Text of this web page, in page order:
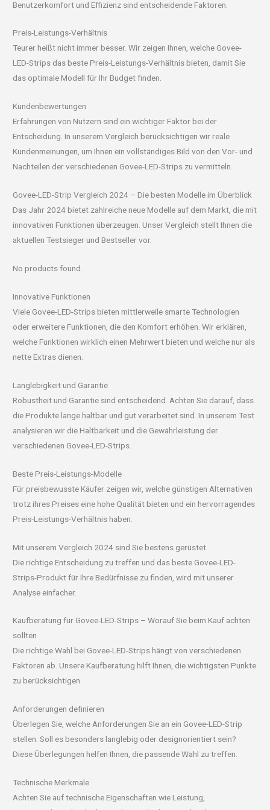
Benutzerkomfort und Effizienz sind entscheidende Faktoren.
Preis-Leistungs-Verhältnis
Teurer heißt nicht immer besser. Wir zeigen Ihnen, welche Govee-
LED-Strips das beste Preis-Leistungs-Verhältnis bieten, damit Sie
das optimale Modell für Ihr Budget finden.
Kundenbewertungen
Erfahrungen von Nutzern sind ein wichtiger Faktor bei der
Entscheidung. In unserem Vergleich berücksichtigen wir reale
Kundenmeinungen, um Ihnen ein vollständiges Bild von den Vor- und
Nachteilen der verschiedenen Govee-LED-Strips zu vermitteln.
Govee-LED-Strip Vergleich 2024 – Die besten Modelle im Überblick
Das Jahr 2024 bietet zahlreiche neue Modelle auf dem Markt, die mit
innovativen Funktionen überzeugen. Unser Vergleich stellt Ihnen die
aktuellen Testsieger und Bestseller vor.
No products found.
Innovative Funktionen
Viele Govee-LED-Strips bieten mittlerweile smarte Technologien
oder erweitere Funktionen, die den Komfort erhöhen. Wir erklären,
welche Funktionen wirklich einen Mehrwert bieten und welche nur als
nette Extras dienen.
Langlebigkeit und Garantie
Robustheit und Garantie sind entscheidend. Achten Sie darauf, dass
die Produkte lange haltbar und gut verarbeitet sind. In unserem Test
analysieren wir die Haltbarkeit und die Gewährleistung der
verschiedenen Govee-LED-Strips.
Beste Preis-Leistungs-Modelle
Für preisbewusste Käufer zeigen wir, welche günstigen Alternativen
trotz ihres Preises eine hohe Qualität bieten und ein hervorragendes
Preis-Leistungs-Verhältnis haben.
Mit unserem Vergleich 2024 sind Sie bestens gerüstet
Die richtige Entscheidung zu treffen und das beste Govee-LED-
Strips-Produkt für Ihre Bedürfnisse zu finden, wird mit unserer
Analyse einfacher.
Kaufberatung für Govee-LED-Strips – Worauf Sie beim Kauf achten
sollten
Die richtige Wahl bei Govee-LED-Strips hängt von verschiedenen
Faktoren ab. Unsere Kaufberatung hilft Ihnen, die wichtigsten Punkte
zu berücksichtigen.
Anforderungen definieren
Überlegen Sie, welche Anforderungen Sie an ein Govee-LED-Strip
stellen. Soll es besonders langlebig oder designorientiert sein?
Diese Überlegungen helfen Ihnen, die passende Wahl zu treffen.
Technische Merkmale
Achten Sie auf technische Eigenschaften wie Leistung,